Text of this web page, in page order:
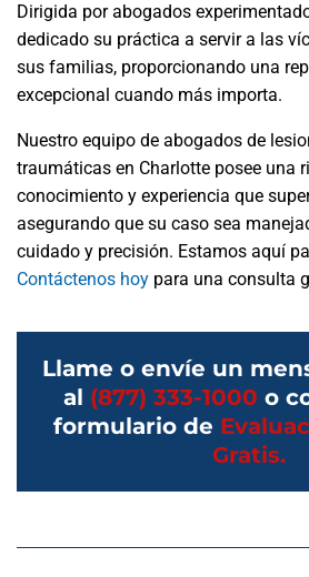
Dirigida por abogados
dedicado su práctica a servir a las
sus familias, proporcionando una
excepcional cuando más importa.
Nuestro equipo de abogados de
traumáticas en Charlotte posee una
conocimiento y experiencia que
asegurando que su caso sea
cuidado y precisión. Estamos aquí
Contáctenos hoy para una consulta
Llame o envíe un
al (877) 333-1000 o
formulario de
Gratis.